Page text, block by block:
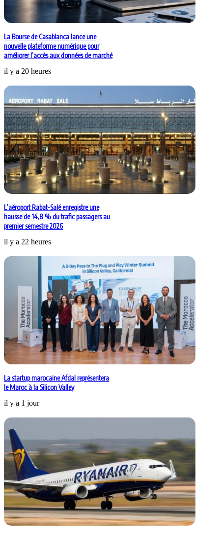
La Bourse de Casablanca lance une
nouvelle plateforme numérique pour
améliorer l’accès aux données de marché
il y a 20 heures
L’aéroport Rabat-Salé enregistre une
hausse de 14,8 % du trafic passagers au
premier semestre 2026
il y a 22 heures
La startup marocaine Afdal représentera
le Maroc à la Silicon Valley
il y a 1 jour